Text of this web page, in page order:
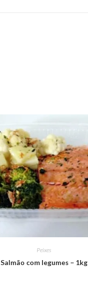
Peixes
Salmão com legumes – 1kg